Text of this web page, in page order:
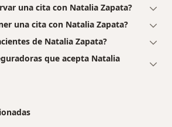
una cita con Natalia Zapata?
una cita con Natalia Zapata?
de Natalia Zapata?
que acepta Natalia